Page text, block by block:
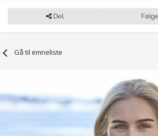
Del
Gå til emneliste